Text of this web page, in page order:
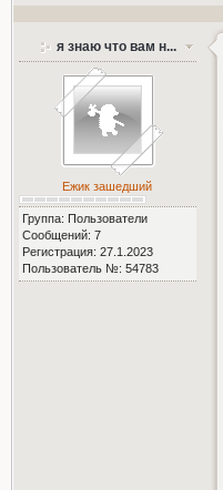
я знаю что вам н...
Ежик зашедший
Группа: Пользователи
Сообщений: 7
Регистрация: 27.1.2023
Пользователь №: 54783